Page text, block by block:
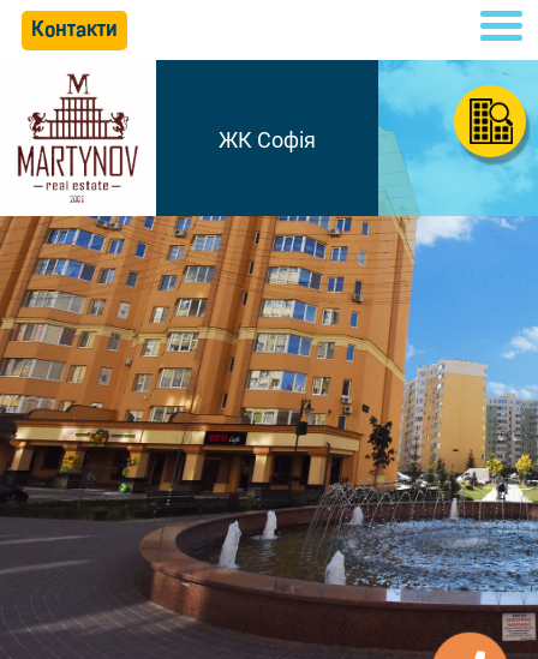
Контакти
ЖК Софія